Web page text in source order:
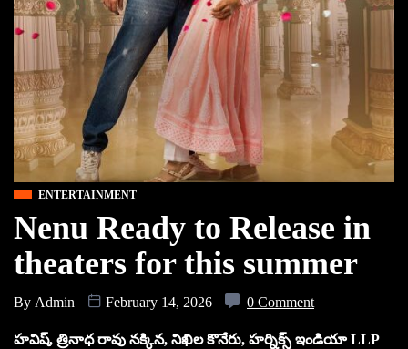
ENTERTAINMENT
Nenu Ready to Release in
theaters for this summer
By Admin February 14, 2026 0 Comment
హవిష్, త్రినాధ రావు నక్కిన, నిఖిల కొనేరు, హర్నిక్స్ ఇండియా LLP